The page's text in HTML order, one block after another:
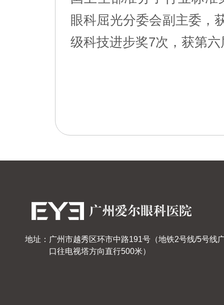
眼科屈光分委会副主委，
级科技进步奖7次，获第六
地址：广州市越秀区环市中路191号（地铁2号线/5号线
口往电视塔方向直行500米）